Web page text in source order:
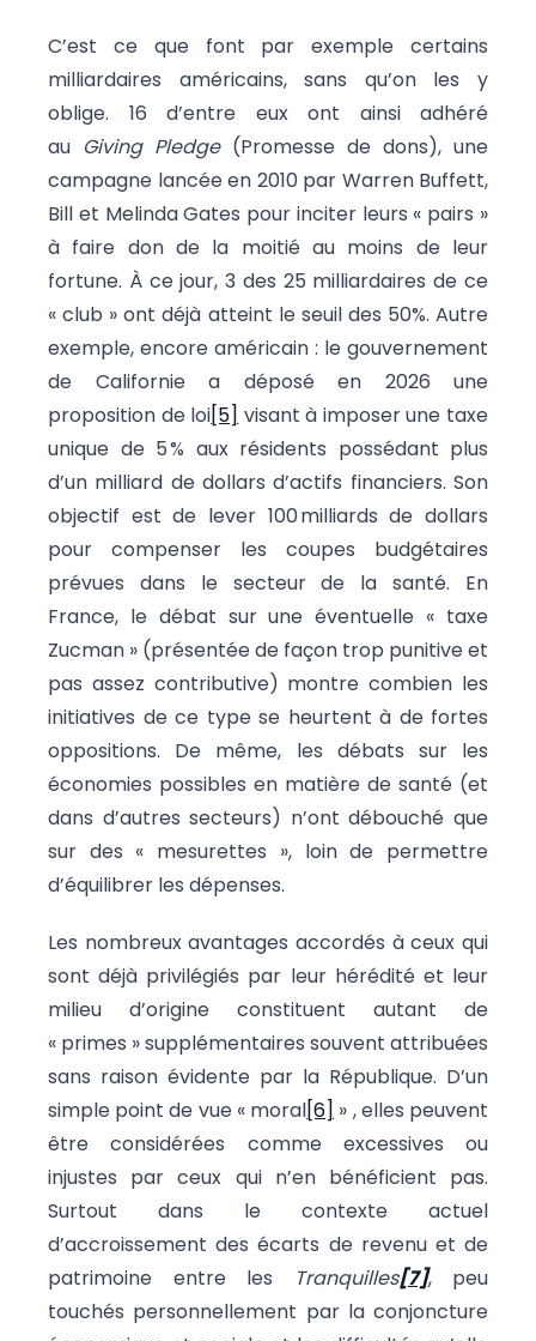
C’est ce que font par exemple certains
milliardaires américains, sans qu’on les y
oblige. 16 d’entre eux ont ainsi adhéré
au Giving Pledge(Promesse de dons), une
campagne lancée en 2010 par Warren Buffett,
Bill et Melinda Gates pour inciter leurs « pairs »
à faire don de la moitié au moins de leur
fortune. À ce jour, 3 des 25 milliardaires de ce
« club » ont déjà atteint le seuil des 50%. Autre
exemple, encore américain : le gouvernement
de Californie a déposé en 2026 une
proposition de loi[5] visant à imposer une taxe
unique de 5 % aux résidents possédant plus
d’un milliard de dollars d’actifs financiers. Son
objectif est de lever 100 milliards de dollars
pour compenser les coupes budgétaires
prévues dans le secteur de la santé. En
France, le débat sur une éventuelle « taxe
Zucman » (présentée de façon trop punitive et
pas assez contributive) montre combien les
initiatives de ce type se heurtent à de fortes
oppositions. De même, les débats sur les
économies possibles en matière de santé (et
dans d’autres secteurs) n’ont débouché que
sur des « mesurettes », loin de permettre
d’équilibrer les dépenses.
Les nombreux avantages accordés à ceux qui
sont déjà privilégiés par leur hérédité et leur
milieu d’origine constituent autant de
« primes » supplémentaires souvent attribuées
sans raison évidente par la République. D’un
simple point de vue « moral[6] » , elles peuvent
être considérées comme excessives ou
injustes par ceux qui n’en bénéficient pas.
Surtout dans le contexte actuel
d’accroissement des écarts de revenu et de
patrimoine entre les
Tranquilles[7], peu
touchés personnellement par la conjoncture